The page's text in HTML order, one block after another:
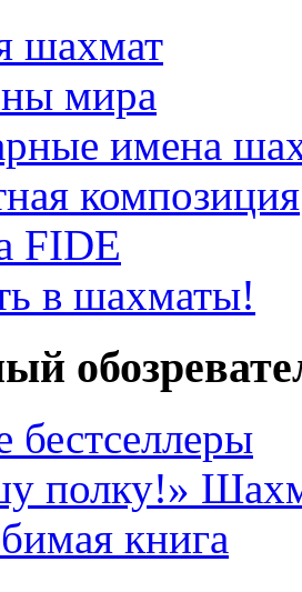
шахмат
мира
имена
композиция
FIDE
в шахматы!
бестселлеры
полку!»
книга